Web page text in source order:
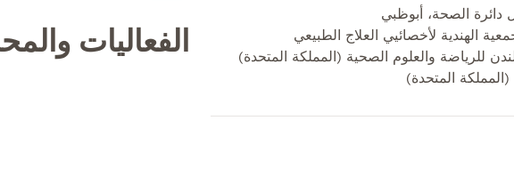
الصحة، أبوظبي
الهندية لأخصائيي العلاج الطبيعي
للرياضة والعلوم الصحية (المملكة المتحدة)
الفعاليات